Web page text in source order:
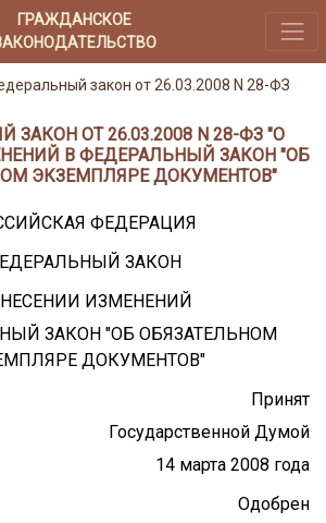
ГРАЖДАНСКОЕ
закон от 26.03.2008 N 28-ФЗ
ОТ 26.03.2008 N 28-ФЗ "О
В ФЕДЕРАЛЬНЫЙ ЗАКОН "ОБ
ЭКЗЕМПЛЯРЕ ДОКУМЕНТОВ"
ФЕДЕРАЦИЯ
ЗАКОН
ИЗМЕНЕНИЙ
ЗАКОН "ОБ ОБЯЗАТЕЛЬНОМ
ДОКУМЕНТОВ"
Принят
Государственной Думой
14 марта 2008 года
Одобрен